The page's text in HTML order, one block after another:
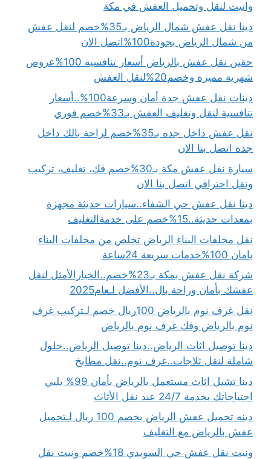
وانيت لنقل وتحميل العفش في مكة
دينا نقل عفش شمال الرياض بـ35%خصم لنقل عفش
من شمال الرياض بجودة100%اتصل الان
حقين نقل عفش بالرياض أسعار تنافسية 100%عروض
شهرية مميزة وخصم20%لنقل العفش
دينات نقل عفش جدة أمان وسرعة100%..أسعار
تنافسية لنقل وتغليف العفش بـ33%خصم فوري
نقل عفش داخل جده بـ35%خصم لراحة بالك داخل
جدة اتصل بنا الان
سيارة نقل عفش مكة بـ30%خصم فك، تغليف، تركيب
ونقل احترافي اتصل بنا الان
دينا نقل عفش حي الشفاء..سيارات حديثة مجهزة
بمعدات حديثة..15%خصم على خدمةالتغليف
نقل مخلفات البناء الرياض تخلص من مخلفات البناء
بامان 100%خدمات سريعة 24ساعة
شركة نقل عفش بمكة بـ23%خصم..الخيارالأمثل لنقل
عفشك بأمان وراحة بال..الأفضل لـعام2025
نقل غرف نوم بالرياض 100ريال خصم لـتركيب غرف
نوم بالرياض وفك غرف نوم بالرياض
دينا توصيل اثاث الرياض..دينا توصيل الرياض..حلول
شاملة لنقل ثلاجات..غرف نوم..نقل مطابخ
دينا تشيل اثاث مستعمل بالرياض بأمان 99% يلبي
احتياجاتك بخدمة 24/7 عند نقل الأثاث
دينه تحميل عفش الرياض بخصم 100 ريال لـتحميل
عفش بالرياض مع التغليف
ونيت نقل عفش حي السويدي 18%خصم ونيت نقل